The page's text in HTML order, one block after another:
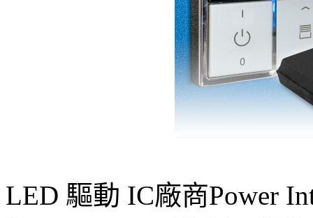
LED 驅動 IC廠商Power